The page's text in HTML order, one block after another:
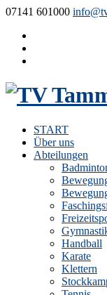
07141 601000
START
Über uns
Abteilungen
Handball
Karate
Klettern